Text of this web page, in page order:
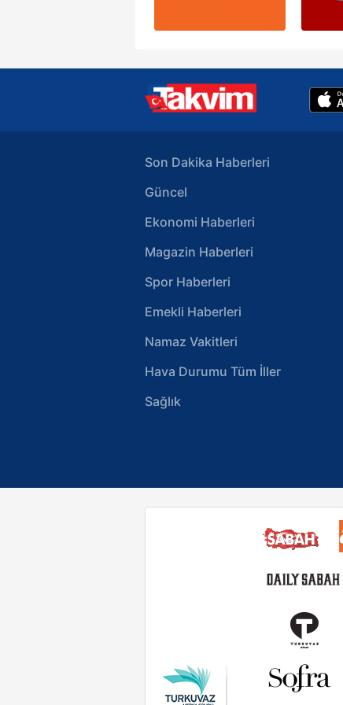
Son Dakika Haberleri
Güncel
Ekonomi Haberleri
Magazin Haberleri
Spor Haberleri
Emekli Haberleri
Namaz Vakitleri
Hava Durumu Tüm İller
Sağlık